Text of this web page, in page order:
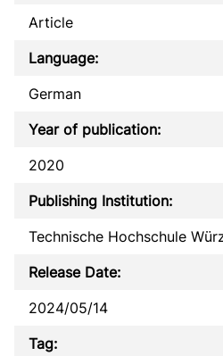
Article
Language:
German
Year of publication:
2020
Publishing Institution:
Technische Hochschule
Release Date:
2024/05/14
Tag: